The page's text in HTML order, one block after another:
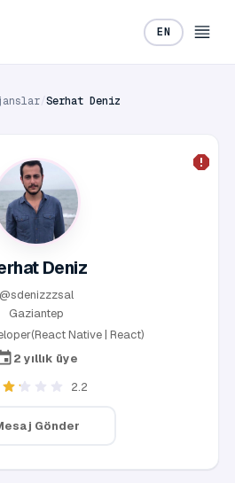
EN
/Serhat Deniz
Deniz
@sdenizzzsal
Gaziantep
Native | React)
2 yıllık üye
2.2
Gönder